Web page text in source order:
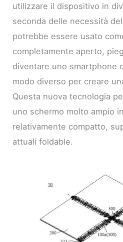
utilizzare il dispositivo in
seconda delle necessità
potrebbe essere usato
completamente aperto,
diventare uno smartphone
modo diverso per creare
Questa nuova tecnologia
uno schermo molto ampio
relativamente compatto,
attuali foldable.